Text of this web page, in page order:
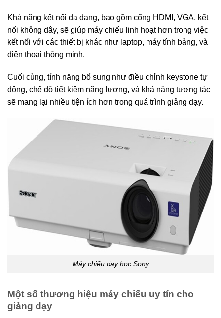
Khả năng kết nối đa dạng, bao gồm cổng HDMI, VGA, kết
nối không dây, sẽ giúp máy chiếu linh hoạt hơn trong việc
kết nối với các thiết bị khác như laptop, máy tính bảng, và
điện thoại thông minh.
Cuối cùng, tính năng bổ sung như điều chỉnh keystone tự
động, chế độ tiết kiệm năng lượng, và khả năng tương tác
sẽ mang lại nhiều tiện ích hơn trong quá trình giảng dạy.
Máy chiếu dạy học Sony
Một số thương hiệu máy chiếu uy tín cho
giảng dạy